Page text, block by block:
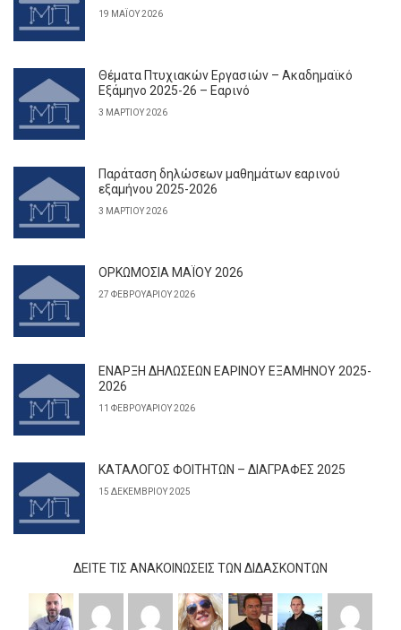
19 ΜΑΪ́ΟΥ 2026
Θέματα Πτυχιακών Εργασιών – Ακαδημαϊκό
Εξάμηνο 2025-26 – Εαρινό
3 ΜΑΡΤΊΟΥ 2026
Παράταση δηλώσεων μαθημάτων εαρινού
εξαμήνου 2025-2026
3 ΜΑΡΤΊΟΥ 2026
ΟΡΚΩΜΟΣΙΑ ΜΑΪΟΥ 2026
27 ΦΕΒΡΟΥΑΡΊΟΥ 2026
ΕΝΑΡΞΗ ΔΗΛΩΣΕΩΝ ΕΑΡΙΝΟΥ ΕΞΑΜΗΝΟΥ 2025-
2026
11 ΦΕΒΡΟΥΑΡΊΟΥ 2026
ΚΑΤΑΛΟΓΟΣ ΦΟΙΤΗΤΩΝ – ΔΙΑΓΡΑΦΕΣ 2025
15 ΔΕΚΕΜΒΡΊΟΥ 2025
ΔΕΊΤΕ ΤΙΣ ΑΝΑΚΟΙΝΏΣΕΙΣ ΤΩΝ ΔΙΔΆΣΚΟΝΤΩΝ